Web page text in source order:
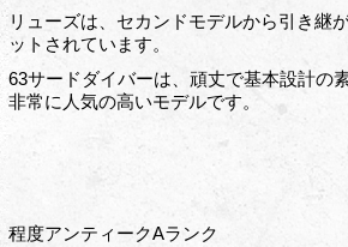
リューズは、セカンドモデルから引き継
ットされています。
63サードダイバーは、頑丈で基本設計の
非常に人気の高いモデルです。
程度アンティークAランク